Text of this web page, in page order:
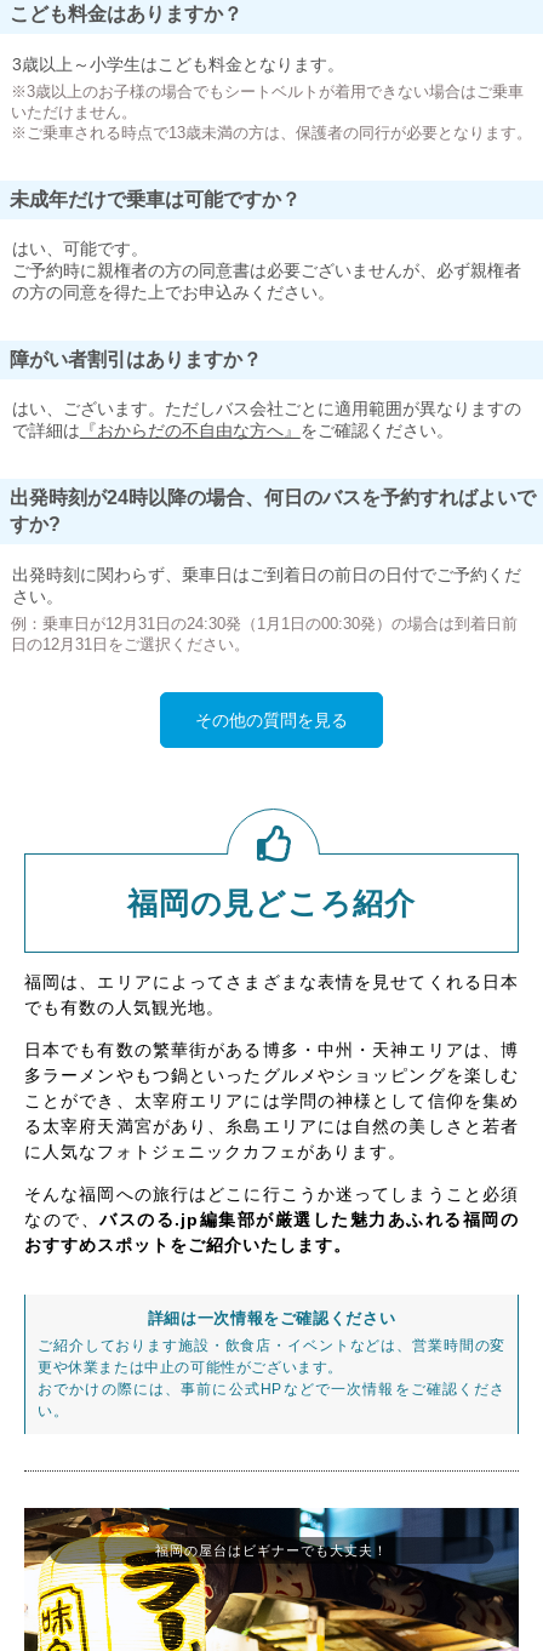
こども料金はありますか？
3歳以上～小学生はこども料金となります。
※3歳以上のお子様の場合でもシートベルトが着用できない場合はご乗車
いただけません。
※ご乗車される時点で13歳未満の方は、保護者の同行が必要となります。
未成年だけで乗車は可能ですか？
はい、可能です。
ご予約時に親権者の方の同意書は必要ございませんが、必ず親権者
の方の同意を得た上でお申込みください。
障がい者割引はありますか？
はい、ございます。ただしバス会社ごとに適用範囲が異なりますの
で詳細は 『おからだの不自由な方へ』 をご確認ください。
出発時刻が24時以降の場合、何日のバスを予約すればよいで
すか?
出発時刻に関わらず、乗車日はご到着日の前日の日付でご予約くだ
さい。
例：乗車日が12月31日の24:30発（1月1日の00:30発）の場合は到着日前
日の12月31日をご選択ください。
その他の質問を見る
福岡の見どころ紹介
福岡は、エリアによってさまざまな表情を見せてくれる日本
でも有数の人気観光地。
日本でも有数の繁華街がある博多・中州・天神エリアは、博
多ラーメンやもつ鍋といったグルメやショッピングを楽しむ
ことができ、太宰府エリアには学問の神様として信仰を集め
る太宰府天満宮があり、糸島エリアには自然の美しさと若者
に人気なフォトジェニックカフェがあります。
そんな福岡への旅行はどこに行こうか迷ってしまうこと必須
なので、バスのる.jp編集部が厳選した魅力あふれる福岡の
おすすめスポットをご紹介いたします。
詳細は一次情報をご確認ください
ご紹介しております施設・飲食店・イベントなどは、営業時間の変
更や休業または中止の可能性がございます。
おでかけの際には、事前に公式HPなどで一次情報をご確認くださ
い。
福岡の屋台はビギナーでも大丈夫！